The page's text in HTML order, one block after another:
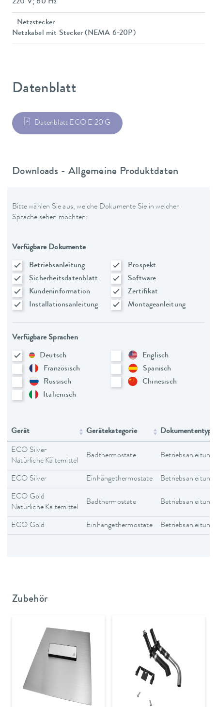
220 V; 60 Hz
Netzstecker
Netzkabel mit Stecker (NEMA 6-20P)
Datenblatt
Datenblatt ECO E 20 G
Downloads - Allgemeine Produktdaten
Bitte wählen Sie aus, welche Dokumente Sie in welcher
Sprache sehen möchten:
Verfügbare Dokumente
Betriebsanleitung
Prospekt
Sicherheitsdatenblatt
Software
Kundeninformation
Zertifikat
Installationsanleitung
Montageanleitung
Verfügbare Sprachen
Deutsch
Englisch
Französisch
Spanisch
Russisch
Chinesisch
Italienisch
Gerät Gerätekategorie Dokumententyp
ECO Silver
Natürliche Kältemittel
Badthermostate Betriebsanleitung
ECO Silver Einhängethermostate Betriebsanleitung
ECO Gold
Natürliche Kältemittel
Badthermostate Betriebsanleitung
ECO Gold Einhängethermostate Betriebsanleitung
Zubehör